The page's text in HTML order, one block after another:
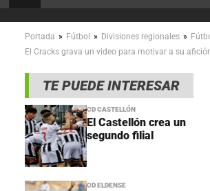
Portada » Fútbol » Divisiones regionales »
El Cracks grava un video para motivar a su
TE PUEDE INTERESAR
CD CASTELLÓN
El Castellón crea un
segundo filial
CD ELDENSE